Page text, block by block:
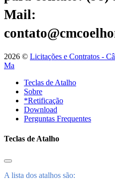
Mail:
2026 © Licitações e Contratos -
Ma
Teclas de Atalho
Sobre
*Retificação
Download
Perguntas Frequentes
Teclas de Atalho
A lista dos atalhos são: